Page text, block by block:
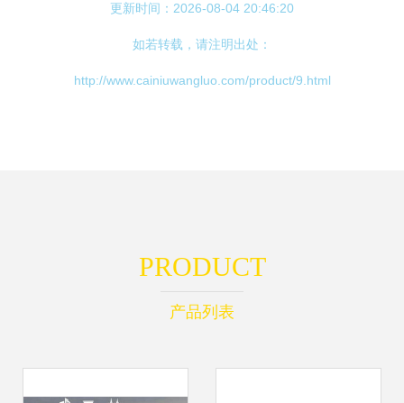
更新时间：2026-08-04 20:46:20
如若转载，请注明出处：
http://www.cainiuwangluo.com/product/9.html
PRODUCT
产品列表